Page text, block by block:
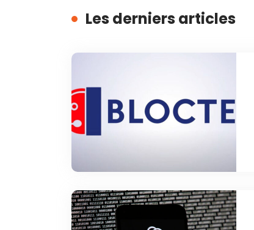
Les derniers articles